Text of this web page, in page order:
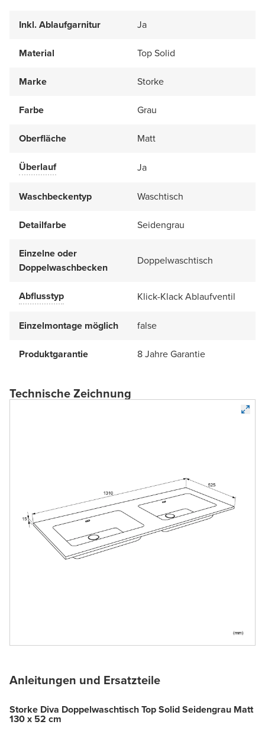
Inkl. Ablaufgarnitur Ja
Material Top Solid
Marke Storke
Farbe Grau
Oberfläche Matt
Überlauf Ja
Waschbeckentyp Waschtisch
Detailfarbe Seidengrau
Einzelne oder
Doppelwaschbecken
Doppelwaschtisch
Abflusstyp Klick-Klack Ablaufventil
Einzelmontage möglich false
Produktgarantie 8 Jahre Garantie
Technische Zeichnung
Anleitungen und Ersatzteile
Storke Diva Doppelwaschtisch Top Solid Seidengrau Matt
130 x 52 cm